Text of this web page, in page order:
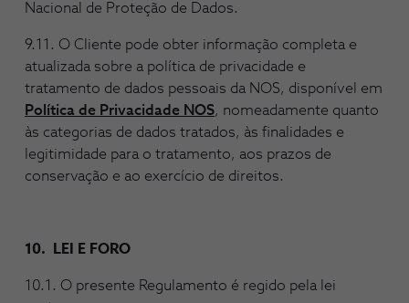
Nacional de Proteção de Dados.
9.11. O Cliente pode obter informação completa e
atualizada sobre a política de privacidade e
tratamento de dados pessoais da NOS, disponível em
Política de Privacidade NOS, nomeadamente quanto
às categorias de dados tratados, às finalidades e
legitimidade para o tratamento, aos prazos de
conservação e ao exercício de direitos.
10. LEI E FORO
10.1. O presente Regulamento é regido pela lei